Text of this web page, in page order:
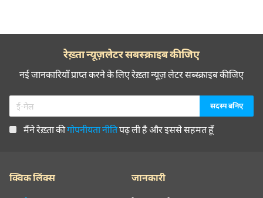
रेख़्ता न्यूज़लेटर सबस्क्राइब कीजिए
नई जानकारियाँ प्राप्त करने के लिए रेख़्ता न्यूज़ लेटर सब्स्क्राइब कीजिए
मैंने रेख़्ता कीगोपनीयता नीतिपढ़ ली है और इससे सहमत हूँ
क्विक लिंक्स जानकारी